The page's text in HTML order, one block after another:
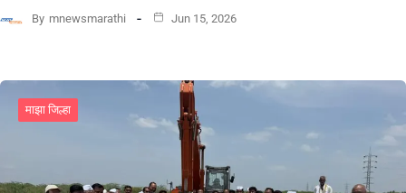
By mnewsmarathi Jun 15, 2026
माझा जिल्हा